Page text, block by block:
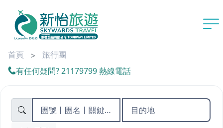
首頁
旅行團
有任何疑問? 21179799 熱線電話